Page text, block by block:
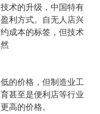
术的升级，中国特有
利方式。自无人店兴
成本的标签，但技术
的价格，但制造业工
甚至是便利店等行业
高的价格。